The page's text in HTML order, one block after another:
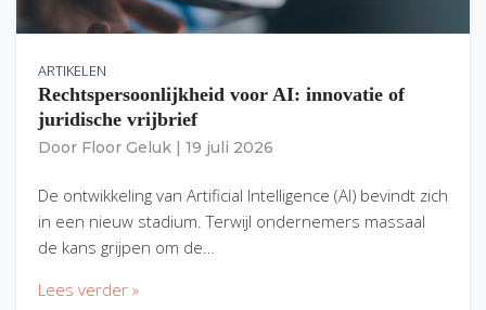
ARTIKELEN
Rechtspersoonlijkheid voor AI: innovatie of
juridische vrijbrief
Door Floor Geluk 19 juli 2026
De ontwikkeling van Artificial Intelligence (AI) bevindt zich
in een nieuw stadium. Terwijl ondernemers massaal
de kans grijpen om de…
Lees verder »